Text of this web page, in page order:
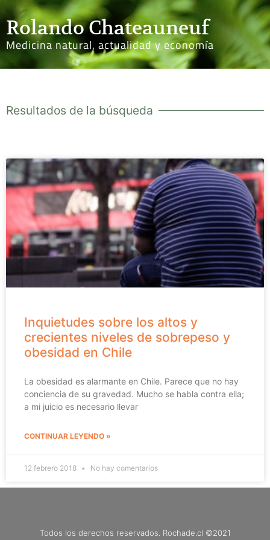
Rolando Chateauneuf
Medicina natural, actualidad y economía
Resultados de la búsqueda
Inquietudes sobre los altos y
crecientes niveles de sobrepeso y
obesidad en Chile
La obesidad es alarmante en Chile. Parece que no hay
conciencia de su gravedad. Mucho se habla contra ella;
a mi juicio es necesario llevar
CONTINUAR LEYENDO »
12 febrero 2018 No hay comentarios
Todos los derechos reservados. Rochade.cl ©2021